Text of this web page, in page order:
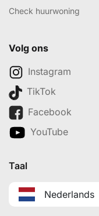
Check huurwoning
Volg ons
Instagram
TikTok
Facebook
YouTube
Taal
Nederlands